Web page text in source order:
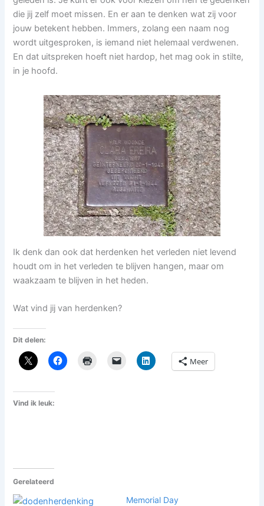
die jij zelf moet missen. En er aan te denken wat zij voor
jouw betekent hebben. Immers, zolang een naam nog
wordt uitgesproken, is iemand niet helemaal verdwenen.
En dat uitspreken hoeft niet hardop, het mag ook in stilte,
in je hoofd.
Ik denk dan ook dat herdenken het verleden niet levend
houdt om in het verleden te blijven hangen, maar om
waakzaam te blijven in het heden.
Wat vind jij van herdenken?
Dit delen:
Meer
Vind ik leuk:
Gerelateerd
Memorial Day